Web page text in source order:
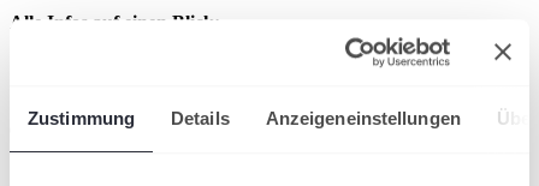
Zustimmung Details Anzeigeneinstellungen
Alle Infos auf einen Blick:
👉 Das komplette Programm und die Anmeldung finden Sie hier:
🔗Zur Convention-Seite